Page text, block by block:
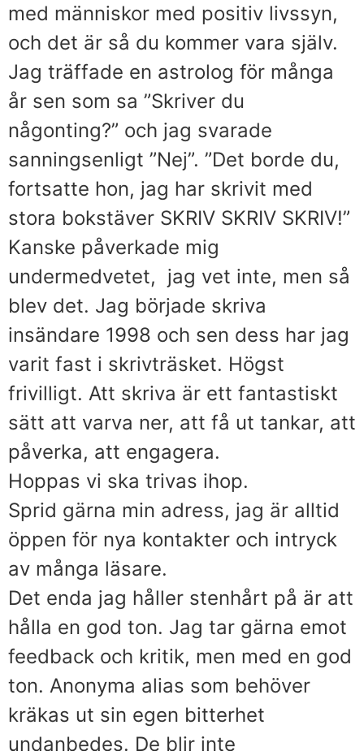
med människor med positiv livssyn,
och det är så du kommer vara själv.
Jag träffade en astrolog för många
år sen som sa ”Skriver du
någonting?” och jag svarade
sanningsenligt ”Nej”. ”Det borde du,
fortsatte hon, jag har skrivit med
stora bokstäver SKRIV SKRIV SKRIV!”
Kanske påverkade mig
undermedvetet, jag vet inte, men så
blev det. Jag började skriva
insändare 1998 och sen dess har jag
varit fast i skrivträsket. Högst
frivilligt. Att skriva är ett fantastiskt
sätt att varva ner, att få ut tankar, att
påverka, att engagera.
Hoppas vi ska trivas ihop.
Sprid gärna min adress, jag är alltid
öppen för nya kontakter och intryck
av många läsare.
Det enda jag håller stenhårt på är att
hålla en god ton. Jag tar gärna emot
feedback och kritik, men med en god
ton. Anonyma alias som behöver
kräkas ut sin egen bitterhet
undanbedes. De blir inte